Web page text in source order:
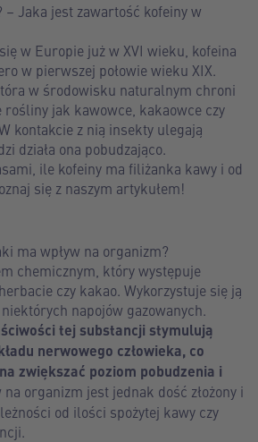
– Jaka jest zawartość kofeiny w
w Europie już w XVI wieku, kofeina
w pierwszej połowie wieku XIX.
w środowisku naturalnym chroni
jak kawowce, kakaowce czy
kontakcie z nią insekty ulegają
działa ona pobudzająco.
ile kofeiny ma filiżanka kawy i od
się z naszym artykułem!
ma wpływ na organizm?
chemicznym, który występuje
czy kakao. Wykorzystuje się ją
napojów gazowanych.
tej substancji stymulują
nerwowego człowieka, co
zwiększać poziom pobudzenia i
na organizm jest jednak dość złożony i
od ilości spożytej kawy czy